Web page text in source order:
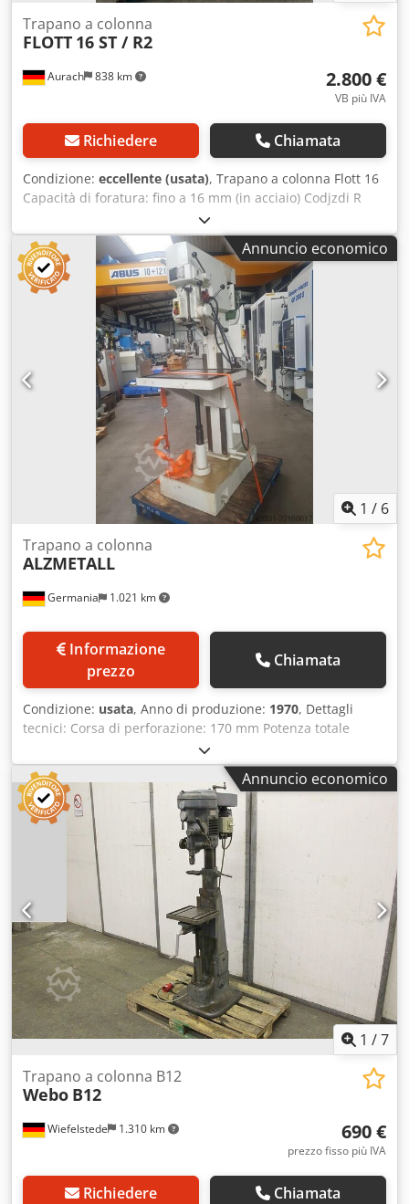
Aurach 838 km
Trapano a colonna
FLOTT 16 ST / R2
2.800 €
VB più IVA
Richiedere Chiamata
Condizione: eccellente (usata), Trapano a colonna Flott 16
Capacità di foratura: fino a 16 mm (in acciaio) Codjzdi R
Depfx Aiysrf Mandrino: 1-13 mm Cono Morse MK2
Rotazione a destra: 2 velocità Rotazione a sinistra
Illuminazione Regolazione continua della velocità da 125 a
2.000 giri/min Dimensioni del piano di lavoro: 340 x 280
mm La macchina è stata sottoposta a controllo tecnico ed è
in ottime condizioni.
Annuncio economico
1 / 6
Germania 1.021 km
Trapano a colonna
ALZMETALL
prezzo
Chiamata
Condizione: usata, Anno di produzione: 1970, Dettagli
tecnici: Corsa di perforazione: 170 mm Potenza totale
assorbita: 3,5 kW Codpozgcx Hjfx Aiyjrf Ingombro
approssimativo: 0,75 x 1,10 m
Annuncio economico
1 /7
Wiefelstede 1.310 km
Trapano a colonna B12
Webo B12
690 €
prezzo fisso più IVA
Richiedere Chiamata